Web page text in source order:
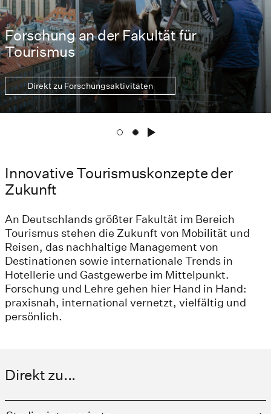
Forschung an der Fakultät für
Tourismus
Direkt zu Forschungsaktivitäten
Innovative Tourismuskonzepte der
Zukunft
An Deutschlands größter Fakultät im Bereich
Tourismus stehen die Zukunft von Mobilität und
Reisen, das nachhaltige Management von
Destinationen sowie internationale Trends in
Hotellerie und Gastgewerbe im Mittelpunkt.
Forschung und Lehre gehen hier Hand in Hand:
praxisnah, international vernetzt, vielfältig und
persönlich.
Direkt zu...